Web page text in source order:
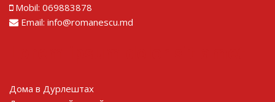
Mobil: 069883878
Email: info@romanescu.md
Дома в Дурлештах